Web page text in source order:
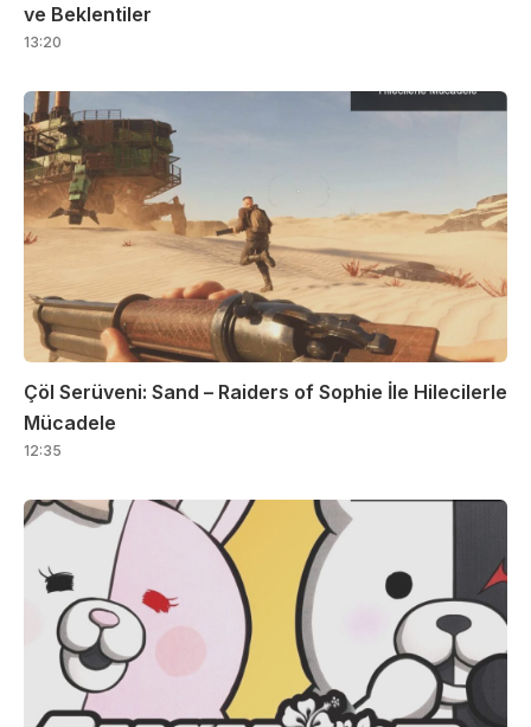
ve Beklentiler
13:20
Çöl Serüveni: Sand – Raiders of Sophie İle Hilecilerle
Mücadele
12:35